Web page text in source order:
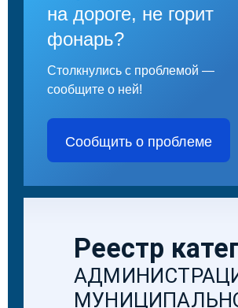
на дороге, не горит
фонарь?
Столкнулись с проблемой —
сообщите о ней!
Сообщить о проблеме